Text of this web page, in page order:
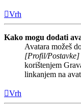
Vrh
Kako mogu dodati
Avatara možeš
[Profil/Postavke]
korištenjem
linkanjem na
Vrh